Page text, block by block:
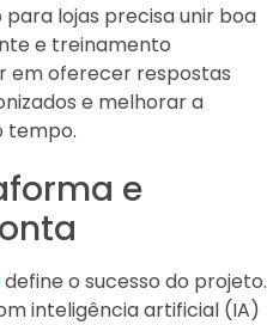
lojas precisa unir boa
e treinamento
em oferecer respostas
e melhorar a
tempo.
e
define o sucesso do projeto.
inteligência artificial (IA)